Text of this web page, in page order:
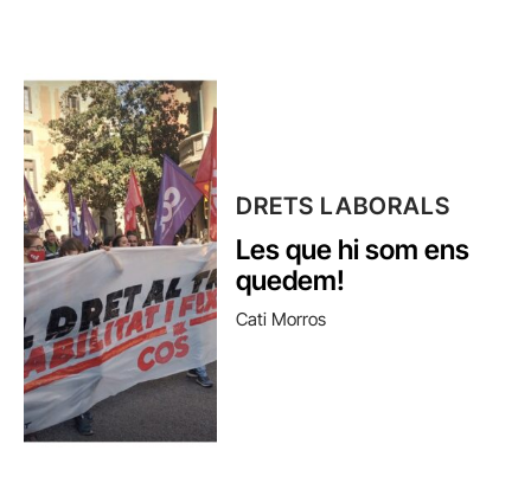
DRETS LABORALS
Les que hi som ens
quedem!
Cati Morros